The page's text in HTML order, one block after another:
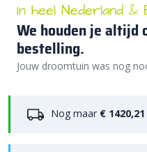
In heel Nederland &
We houden je altijd
bestelling.
Jouw droomtuin was nog
Nog maar € 1420,21